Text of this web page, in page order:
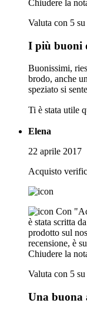
Chiudere la
Valuta con 5 su
I più buoni
Buonissimi,
brodo, anche
speziato si
Ti è stata utile
Elena
22 aprile 2017
Acquisto
Con
è stata scritta
prodotto sul
recensione, è
Chiudere la
Valuta con 5 su
Una buona